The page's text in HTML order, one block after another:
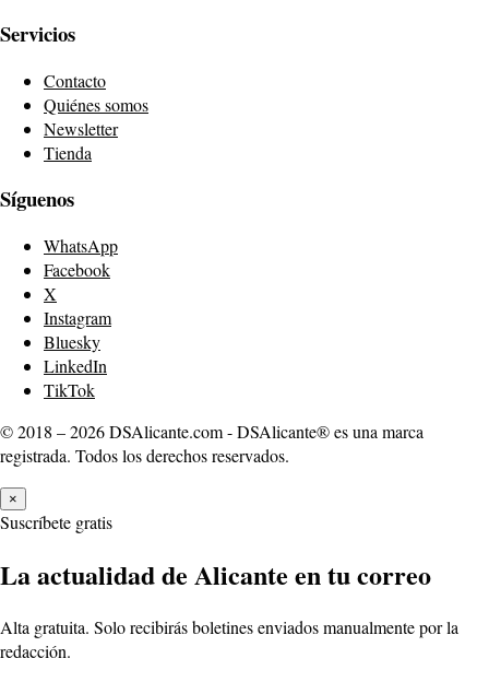
Servicios
Contacto
Quiénes somos
Newsletter
Tienda
Síguenos
WhatsApp
Facebook
X
Instagram
Bluesky
LinkedIn
TikTok
© 2018 – 2026 DSAlicante.com - DSAlicante® es una marca
registrada. Todos los derechos reservados.
×
Suscríbete gratis
La actualidad de Alicante en tu correo
Alta gratuita. Solo recibirás boletines enviados manualmente por la
redacción.